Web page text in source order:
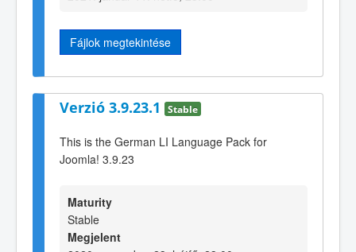
Fájlok megtekintése
Verzió 3.9.23.1 Stable
This is the German LI Language Pack for
Joomla! 3.9.23
Maturity
Stable
Megjelent